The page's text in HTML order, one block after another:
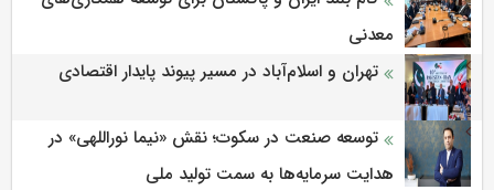
معدنی
تهران و اسلام‌آباد در مسیر پیوند پایدار اقتصادی
توسعه صنعت در سکوت؛ نقش «نیما نوراللهی» در
هدایت سرمایه‌ها به سمت تولید ملی